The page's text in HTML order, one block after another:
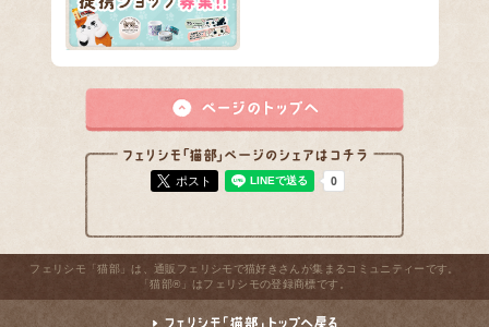
ポスト
フェリシモ「猫部」は、通販フェリシモで猫好きさんが集まるコミュニティーです。
「猫部®」はフェリシモの登録商標です。